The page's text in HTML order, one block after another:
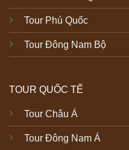
Tour Phú Quốc
Tour Đông Nam Bộ
TOUR QUỐC TẾ
Tour Châu Á
Tour Đông Nam Á